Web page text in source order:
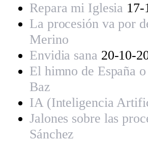
Repara mi Iglesia
La procesión va por
Merino
Envidia sana 20-10-
El himno de España
Baz
IA (Inteligencia
Jalones sobre las
Sánchez